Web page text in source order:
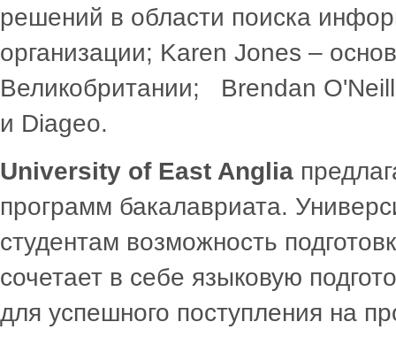
решений в области поиска
организации; Karen Jones –
Великобритании; Brendan
и Diageo.
University of East Anglia
программ бакалавриата.
студентам возможность
сочетает в себе языковую
для успешного поступления на